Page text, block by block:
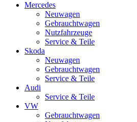
Mercedes
Neuwagen
Gebrauchtwagen
Nutzfahrzeuge
Service & Teile
Skoda
Neuwagen
Gebrauchtwagen
Service & Teile
Audi
Service & Teile
VW
Gebrauchtwagen